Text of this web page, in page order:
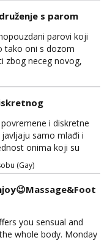
s parom
parovi koji
tako oni s dozom
zbog neceg novog,
Jako cijenim
dobar za opuštanje
zanimaju me
uloga,
i fetiša- tamo gdje se
za mene nije nešto
i diskretne
samo mlađi i
onima koji su
je nebitno. Higijena i
mjestu,
sportski sam
(Gay)
you sensual and
whole body. Monday